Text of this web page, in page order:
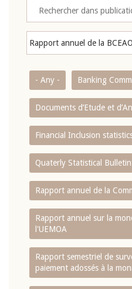
- Any - Banking
Documents d’Etude et
Financial Inclusion
Quaterly Statistical Bulletin
Rapport annuel de la
Rapport annuel sur la
l'UEMOA
Rapport semestriel de
paiement adossés à la